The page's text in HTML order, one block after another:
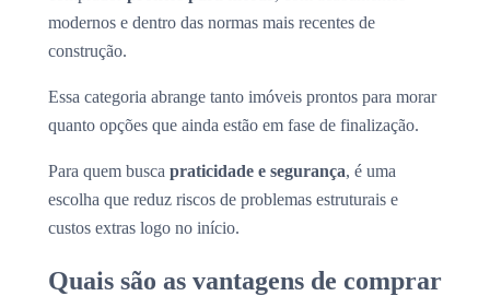
modernos e dentro das normas mais recentes de
construção.
Essa categoria abrange tanto imóveis prontos para morar
quanto opções que ainda estão em fase de finalização.
Para quem busca praticidade e segurança, é uma
escolha que reduz riscos de problemas estruturais e
custos extras logo no início.
Quais são as vantagens de comprar